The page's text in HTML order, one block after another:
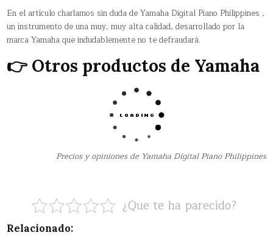
En el artículo charlamos sin duda de Yamaha Digital Piano Philippines ,
un instrumento de una muy, muy alta calidad, desarrollado por la
marca Yamaha que indudablemente no te defraudará.
👉 Otros productos de Yamaha
Precios y opiniones de Yamaha Digital Piano Philippines
¿Que te ha parecido?
Relacionado: